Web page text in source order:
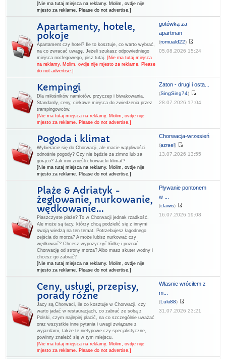
[Nie ma tutaj miejsca na reklamy. Molim, ovdje nije
mjesto za reklame. Please do not advertise.]
Apartamenty, hotele,
pokoje
Apartament czy hotel? Ile to kosztuje, co warto wybrać,
na co zwracać uwagę. Jeżeli szukasz odpowiedniego
miejsca noclegowego, pisz tutaj. [Nie ma tutaj miejsca
na reklamy. Molim, ovdje nije mjesto za reklame. Please
do not advertise.]
gotówką za
apartman
(romuald22)
05.08.2026 15:24
Kempingi
Dla miłośników namiotów, przyczep i biwakowania.
Standardy, ceny, ciekawe miejsca do zwiedzenia przez
trampingowców.
[Nie ma tutaj miejsca na reklamy. Molim, ovdje nije
mjesto za reklame. Please do not advertise.]
Zaton - drugi i osta...
(SingSing74)
28.07.2026 17:04
Pogoda i klimat
Wybieracie się do Chorwacji, ale macie wątpliwości
odnośnie pogody? Czy nie będzie za zimno lub za
gorąco? Jak inni znieśli chorwacki klimat?
[Nie ma tutaj miejsca na reklamy. Molim, ovdje nije
mjesto za reklame. Please do not advertise.]
Chorwacja-wrzesień
(azrael)
13.07.2026 13:55
Plaże & Adriatyk -
żeglowanie, nurkowanie,
wędkowanie...
Piaszczyste plaże? To w Chorwacji jednak rzadkość.
Ale może są tacy, którzy chcą podzielić się z innymi
swoją wiedzą na ten temat. Potrzebujesz łagodnego
zejścia do morza? A może lubisz nurkować czy
wędkować? Chcesz wypożyczyć łódkę i poznać
Chorwację od strony morza? Albo masz skuter wodny i
chcesz go zabrać?
[Nie ma tutaj miejsca na reklamy. Molim, ovdje nije
mjesto za reklame. Please do not advertise.]
Pływanie pontonem
w ...
(clawis)
16.07.2026 19:08
Ceny, usługi, przepisy,
porady różne
Jacy są Chorwaci, ile co kosztuje w Chorwacji, czy
warto jadać w restauracjach, co zabrać ze sobą z
Polski, czym najlepiej płacić, na co szczególnie uważać
oraz wszystkie inne pytania i uwagi związane z
wyjazdami, także te nietypowe czy specjalistyczne,
powinny znaleźć się w tym miejscu.
[Nie ma tutaj miejsca na reklamy. Molim, ovdje nije
mjesto za reklame. Please do not advertise.]
Własnie wróciłem z
m...
(Luki88)
31.07.2026 23:21